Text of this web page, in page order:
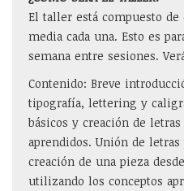
El taller está compuesto de
media cada una. Esto es
semana entre sesiones.
Contenido: Breve
tipografía, lettering y
básicos y creación de
aprendidos. Unión de letras
creación de una pieza
utilizando los conceptos